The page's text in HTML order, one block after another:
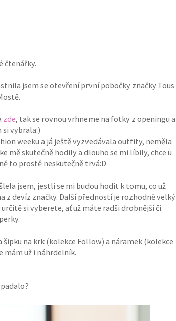
čtenářky.
jsem se otevření první pobočky značky Tous
zde, tak se rovnou vrhneme na fotky z openingu a
si vybrala:)
weeku a já ještě vyzvedávala outfity, neměla
mě skutečně hodily a dlouho se mi líbily, chce u
to prostě neskutečně trvá:D
jsem, jestli se mi budou hodit k tomu, co už
devíz značky. Další předností je rozhodně velký
si vyberete, ať už máte radši drobnější či
na krk (kolekce Follow) a náramek (kolekce
mám už i náhrdelník.